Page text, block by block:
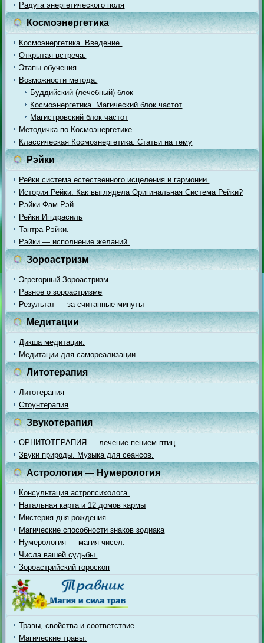
Радуга энергетического поля
Космоэнергетика
Космоэнергетика. Введение.
Открытая встреча.
Этапы обучения.
Возможности метода.
Буддийский (лечебный) блок
Космоэнергетика. Магический блок частот
Магистровский блок частот
Методичка по Космоэнергетике
Классическая Космоэнергетика. Статьи на тему
Рэйки
Рейки система естественного исцеления и гармонии.
История Рейки: Как выглядела Оригинальная Система Рейки?
Рэйки Фам Рэй
Рейки Иггдрасиль
Тантра Рэйки.
Рэйки — исполнение желаний.
Зороастризм
Эгрегорный Зороастризм
Разное о зороастризме
Результат — за считанные минуты
Медитации
Дикша медитации.
Медитации для самореализации
Литотерапия
Литотерапия
Стоунтерапия
Звукотерапия
ОРНИТОТЕРАПИЯ — лечение пением птиц
Звуки природы. Музыка для сеансов.
Астрология — Нумерология
Консультация астропсихолога.
Натальная карта и 12 домов кармы
Мистерия дня рождения
Магические способности знаков зодиака
Нумерология — магия чисел.
Числа вашей судьбы.
Зороастрийский гороскоп
Травы, свойства и соответствие.
Магические травы.